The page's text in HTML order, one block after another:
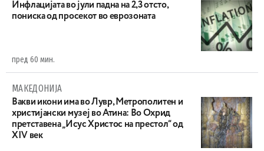
Инфлацијата во јули падна на 2,3 отсто,
пониска од просекот во еврозоната
пред 60 мин.
МАКЕДОНИЈА
Вакви икони има во Лувр, Метрополитен и
христијански музеј во Атина: Во Охрид
претставена „Исус Христос на престол“ од
XIV век